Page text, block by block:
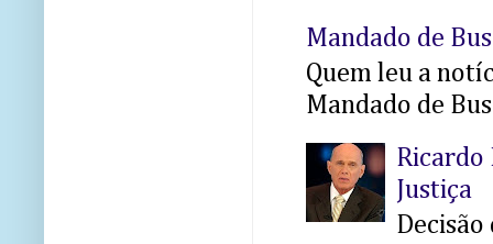
Mandado de
Quem leu a
Mandado de
Ricardo
Justiça
Decisão